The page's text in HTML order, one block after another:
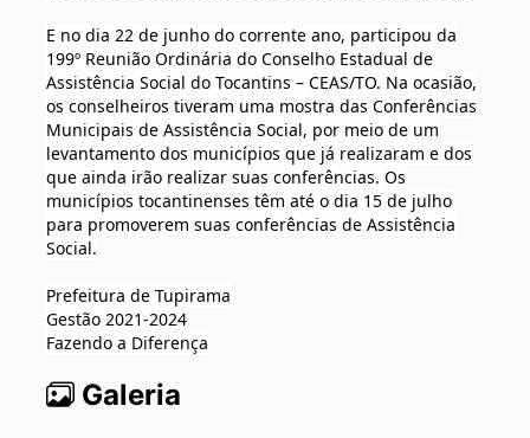
E no dia 22 de junho do corrente ano, participou da
199º Reunião Ordinária do Conselho Estadual de
Assistência Social do Tocantins – CEAS/TO. Na ocasião,
os conselheiros tiveram uma mostra das Conferências
Municipais de Assistência Social, por meio de um
levantamento dos municípios que já realizaram e dos
que ainda irão realizar suas conferências. Os
municípios tocantinenses têm até o dia 15 de julho
para promoverem suas conferências de Assistência
Social.
Prefeitura de Tupirama
Gestão 2021-2024
Fazendo a Diferença
Galeria